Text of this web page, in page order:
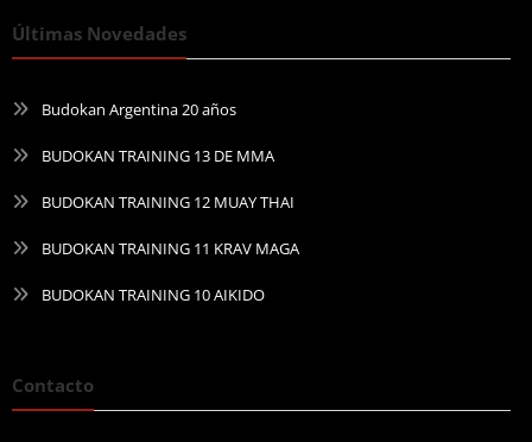
Últimas Novedades
Budokan Argentina 20 años
BUDOKAN TRAINING 13 DE MMA
BUDOKAN TRAINING 12 MUAY THAI
BUDOKAN TRAINING 11 KRAV MAGA
BUDOKAN TRAINING 10 AIKIDO
Contacto